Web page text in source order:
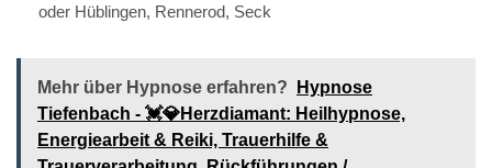
oder Hüblingen, Rennerod, Seck
Mehr über Hypnose erfahren?
Hypnose
Tiefenbach - 💓️💎Herzdiamant: Heilhypnose,
Energiearbeit & Reiki, Trauerhilfe &